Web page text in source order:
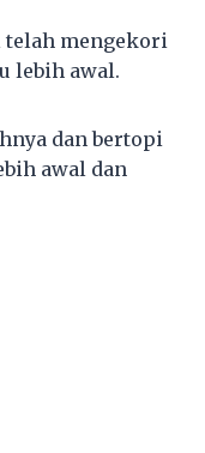
telah mengekori
lebih awal.
dan bertopi
awal dan